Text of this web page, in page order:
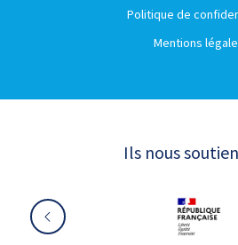
Politique de
Mentions
Ils nous